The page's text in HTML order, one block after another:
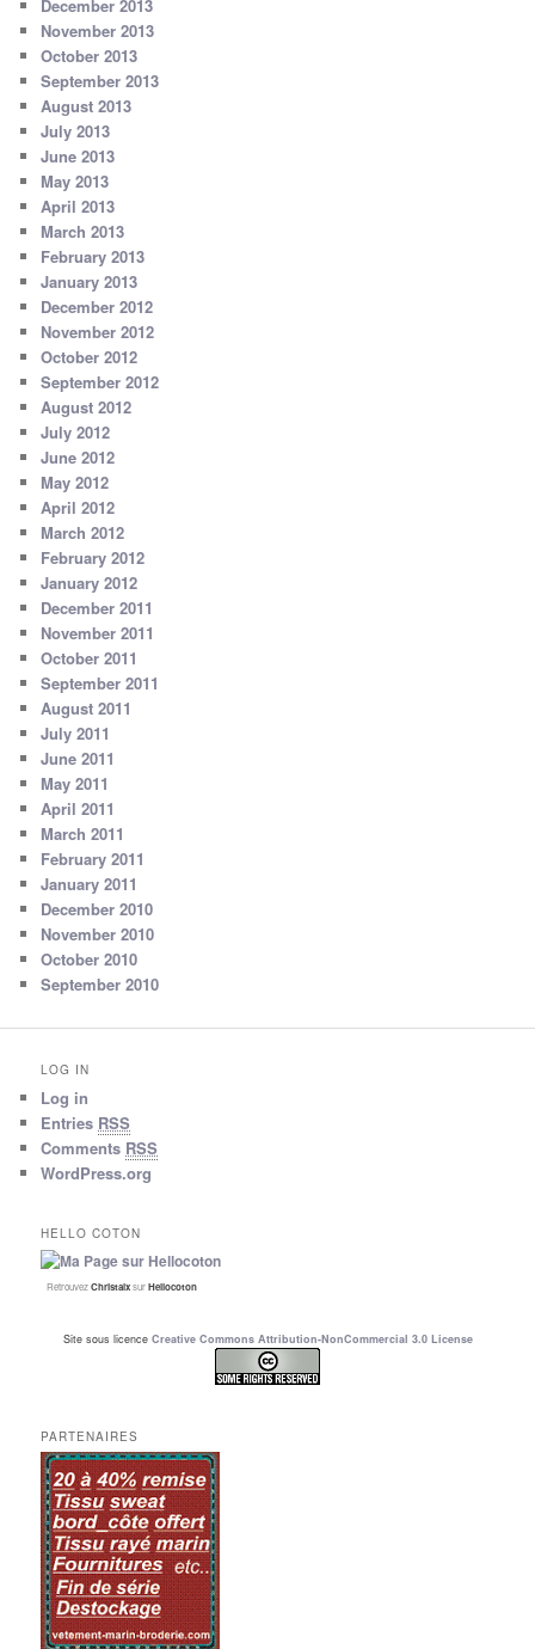
December 2013
November 2013
October 2013
September 2013
August 2013
July 2013
June 2013
May 2013
April 2013
March 2013
February 2013
January 2013
December 2012
November 2012
October 2012
September 2012
August 2012
July 2012
June 2012
May 2012
April 2012
March 2012
February 2012
January 2012
December 2011
November 2011
October 2011
September 2011
August 2011
July 2011
June 2011
May 2011
April 2011
March 2011
February 2011
January 2011
December 2010
November 2010
October 2010
September 2010
LOG IN
Log in
Entries RSS
Comments RSS
WordPress.org
HELLO COTON
RetrouvezChristalxsurHellocoton
Site sous licence Creative Commons Attribution-NonCommercial 3.0 License
PARTENAIRES